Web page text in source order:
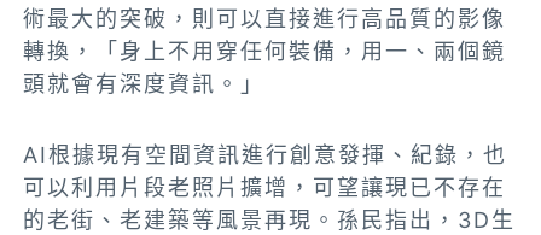
術最大的突破，則可以直接進行高品質的影像
轉換，「身上不用穿任何裝備，用一、兩個鏡
頭就會有深度資訊。」
AI根據現有空間資訊進行創意發揮、紀錄，也
可以利用片段老照片擴增，可望讓現已不存在
的老街、老建築等風景再現。孫民指出，3D生